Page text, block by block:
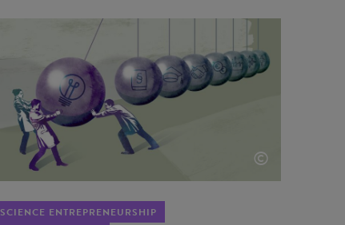
©
SCIENCE ENTREPRENEURSHIP